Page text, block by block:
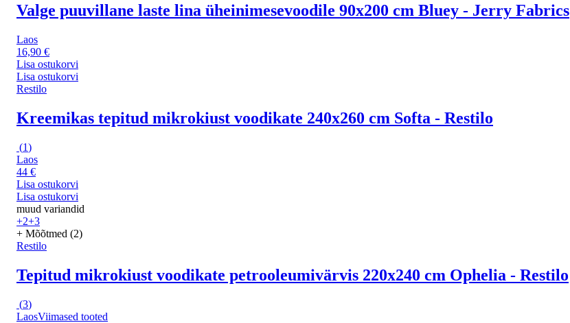
Valge puuvillane laste lina üheinimesevoodile 90x200 cm Bluey - Jerry Fabrics
Laos
16,90 €
Lisa ostukorvi
Lisa ostukorvi
Restilo
Kreemikas tepitud mikrokiust voodikate 240x260 cm Softa - Restilo
(1)
Laos
44 €
Lisa ostukorvi
Lisa ostukorvi
muud variandid
+2+3
+ Mõõtmed (2)
Restilo
Tepitud mikrokiust voodikate petrooleumivärvis 220x240 cm Ophelia - Restilo
(3)
LaosViimased tooted